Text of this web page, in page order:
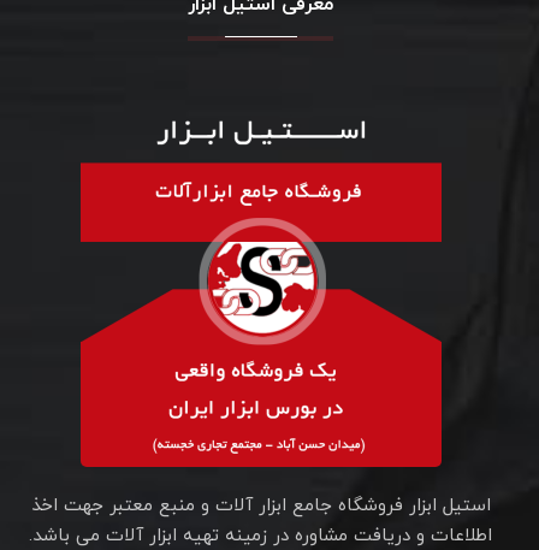
استیل ابزار فروشگاه جامع ابزار آلات و منبع معتبر جهت اخذ
اطلاعات و دریافت مشاوره در زمینه تهیه ابزار آلات می باشد.